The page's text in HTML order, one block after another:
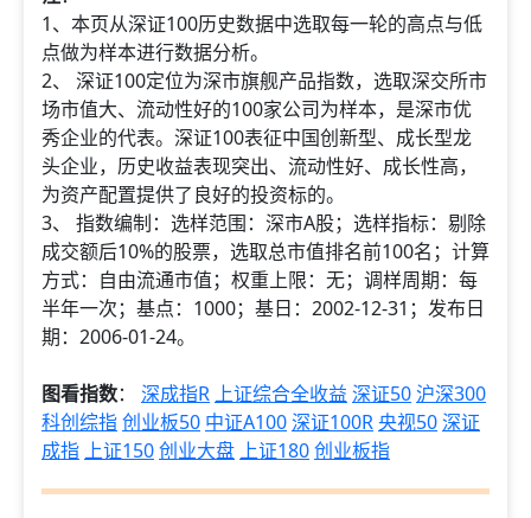
1、本页从深证100历史数据中选取每一轮的高点与低
点做为样本进行数据分析。
2、 深证100定位为深市旗舰产品指数，选取深交所市
场市值大、流动性好的100家公司为样本，是深市优
秀企业的代表。深证100表征中国创新型、成长型龙
头企业，历史收益表现突出、流动性好、成长性高，
为资产配置提供了良好的投资标的。
3、 指数编制：选样范围：深市A股；选样指标：剔除
成交额后10%的股票，选取总市值排名前100名；计算
方式：自由流通市值；权重上限：无；调样周期：每
半年一次；基点：1000；基日：2002-12-31；发布日
期：2006-01-24。
图看指数： 深成指R 上证综合全收益 深证50沪深300
科创综指创业板50 中证A100深证100R央视50深证
成指 上证150创业大盘 上证180创业板指